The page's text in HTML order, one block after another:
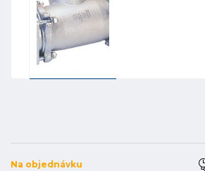
Na objednávku